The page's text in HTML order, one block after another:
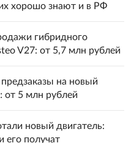
хорошо знают и в РФ
гибридного
V27: от 5,7 млн рублей
на новый
от 5 млн рублей
новый двигатель:
его получат